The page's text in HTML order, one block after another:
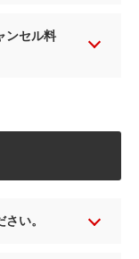
ンセル料
い。